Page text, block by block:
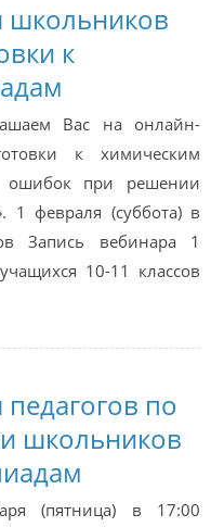
школьников
к
Вас на онлайн-
к химическим
ошибок при решении
1 февраля (суббота) в
Запись вебинара 1
10-11 классов
по
школьников
(пятница) в 17:00